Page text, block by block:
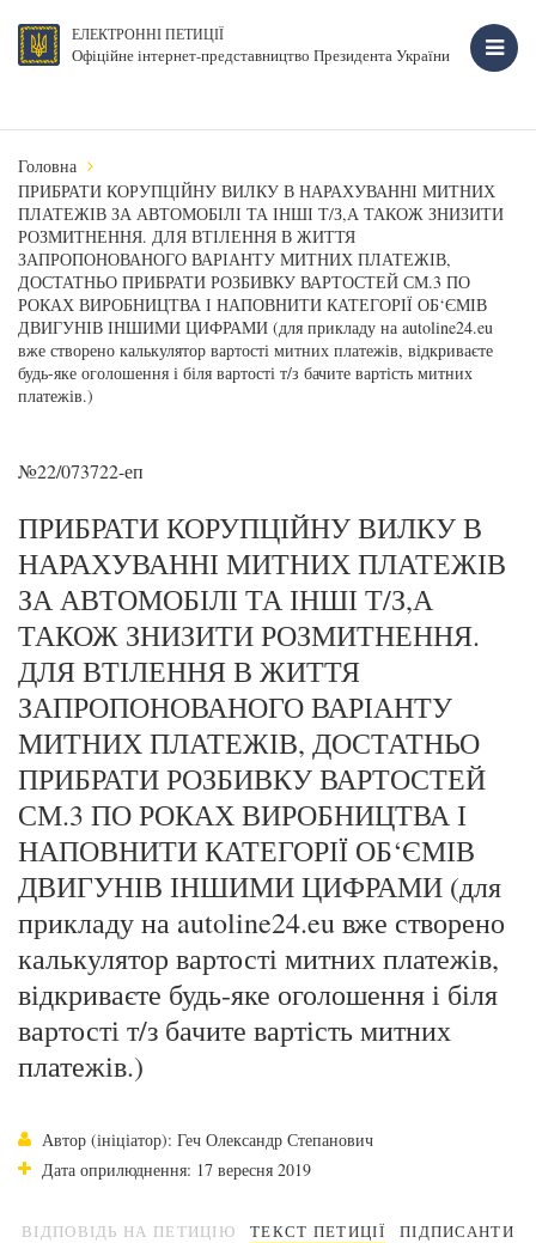
ЕЛЕКТРОННІ ПЕТИЦІЇ
Офіційне інтернет-представництво Президента України
Головна
ПРИБРАТИ КОРУПЦІЙНУ ВИЛКУ В НАРАХУВАННІ МИТНИХ
ПЛАТЕЖІВ ЗА АВТОМОБІЛІ ТА ІНШІ Т/З,А ТАКОЖ ЗНИЗИТИ
РОЗМИТНЕННЯ. ДЛЯ ВТІЛЕННЯ В ЖИТТЯ
ЗАПРОПОНОВАНОГО ВАРІАНТУ МИТНИХ ПЛАТЕЖІВ,
ДОСТАТНЬО ПРИБРАТИ РОЗБИВКУ ВАРТОСТЕЙ СМ.3 ПО
РОКАХ ВИРОБНИЦТВА І НАПОВНИТИ КАТЕГОРІЇ ОБ‘ЄМІВ
ДВИГУНІВ ІНШИМИ ЦИФРАМИ (для прикладу на autoline24.eu
вже створено калькулятор вартості митних платежів, відкриваєте
будь-яке оголошення і біля вартості т/з бачите вартість митних
платежів.)
№22/073722-еп
ПРИБРАТИ КОРУПЦІЙНУ ВИЛКУ В
НАРАХУВАННІ МИТНИХ ПЛАТЕЖІВ
ЗА АВТОМОБІЛІ ТА ІНШІ Т/З,А
ТАКОЖ ЗНИЗИТИ РОЗМИТНЕННЯ.
ДЛЯ ВТІЛЕННЯ В ЖИТТЯ
ЗАПРОПОНОВАНОГО ВАРІАНТУ
МИТНИХ ПЛАТЕЖІВ, ДОСТАТНЬО
ПРИБРАТИ РОЗБИВКУ ВАРТОСТЕЙ
СМ.3 ПО РОКАХ ВИРОБНИЦТВА І
НАПОВНИТИ КАТЕГОРІЇ ОБ‘ЄМІВ
ДВИГУНІВ ІНШИМИ ЦИФРАМИ (для
прикладу на autoline24.eu вже створено
калькулятор вартості митних платежів,
відкриваєте будь-яке оголошення і біля
вартості т/з бачите вартість митних
платежів.)
Автор (ініціатор): Геч Олександр Степанович
Дата оприлюднення: 17 вересня 2019
ВІДПОВІДЬ НА ПЕТИЦІЮ ТЕКСТ ПЕТИЦІЇ ПІДПИСАНТИ